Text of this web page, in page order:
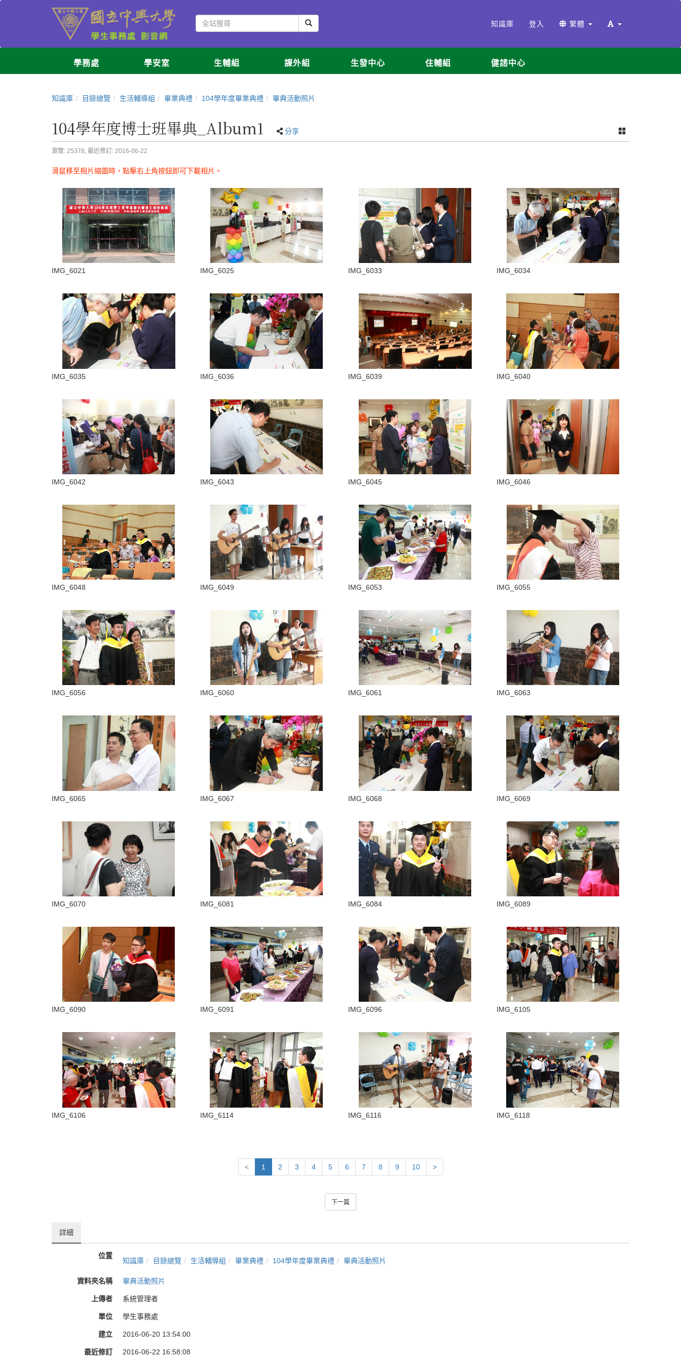
知識庫 登入 繁體
學務處 學安室 生輔組 課外組 生發中心 住輔組 健諮中心
知識庫 目錄總覽 生活輔導組 畢業典禮 104學年度畢業典禮 畢典活動照片
104學年度博士班畢典_Album1 分享
瀏覽: 25378, 最近修訂: 2016-06-22
滑鼠移至相片縮圖時，點擊右上角按鈕即可下載相片。
IMG_6021 IMG_6025 IMG_6033 IMG_6034
IMG_6035 IMG_6036 IMG_6039 IMG_6040
IMG_6042 IMG_6043 IMG_6045 IMG_6046
IMG_6048 IMG_6049 IMG_6053 IMG_6055
IMG_6056 IMG_6060 IMG_6061 IMG_6063
IMG_6065 IMG_6067 IMG_6068 IMG_6069
IMG_6070 IMG_6081 IMG_6084 IMG_6089
IMG_6090 IMG_6091 IMG_6096 IMG_6105
IMG_6106 IMG_6114 IMG_6116 IMG_6118
< 1 2 3 4 5 6 7 8 9 10 >
下一篇
詳細
位置
知識庫 目錄總覽 生活輔導組 畢業典禮 104學年度畢業典禮 畢典活動照片
資料夾名稱 畢典活動照片
上傳者 系統管理者
單位 學生事務處
建立 2016-06-20 13:54:00
最近修訂 2016-06-22 16:58:08